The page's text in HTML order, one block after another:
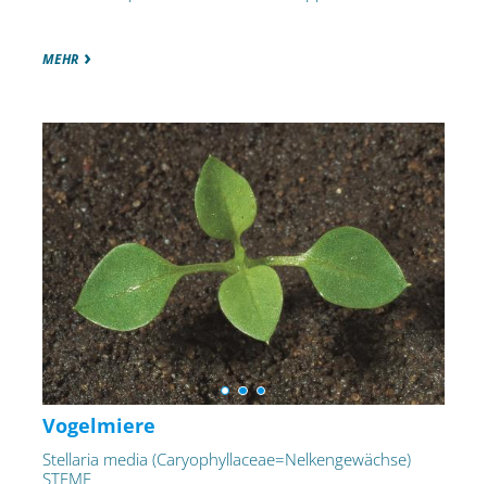
MEHR
Vogelmiere
Stellaria media (Caryophyllaceae=Nelkengewächse)
STEME